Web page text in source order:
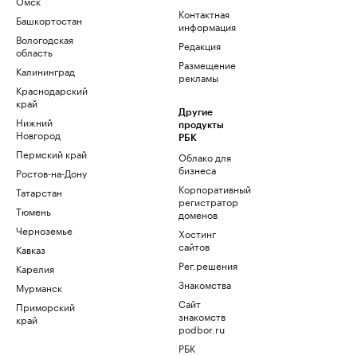
Башкортостан
Вологодская
область
Калининград
Краснодарский
край
Нижний
Новгород
Пермский край
Ростов-на-Дону
Татарстан
Тюмень
Черноземье
Кавказ
Карелия
Мурманск
Приморский
край
Контактная
информация
Редакция
Размещение
рекламы
Другие
продукты
РБК
Облако для
бизнеса
Корпоративный
регистратор
доменов
Хостинг
сайтов
Рег.решения
Знакомства
Сайт
знакомств
podbor.ru
РБК